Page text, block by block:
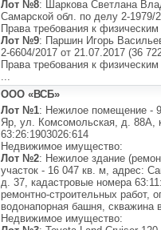
Лот №8: Шаркова Светлана
Самарской обл. по делу 2-1979/
Права требования к
Лот №9: Паршин Игорь
2-6604/2017 от 21.07.2017 (36
Права требования к
...
ООО «ВСБ»
Лот №1: Нежилое помещение -
Яр, ул. Комсомольская, д. 88А,
63:26:1903026:614
Недвижимое имущество:
Лот №2: Нежилое здание
участок - 16 047 кв. м, адрес:
д. 37, кадастровые номера
ремонтно-строительных работ,
водонапорная башня, скважина
Недвижимое имущество: